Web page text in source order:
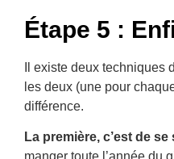
Étape 5 :
Il existe deux techniques
les deux (une pour
différence.
La première, c’est de
manger toute l’année du